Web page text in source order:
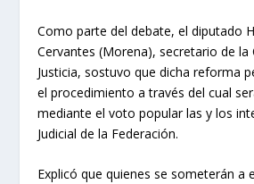
Como parte del debate, el diputado
Cervantes (Morena), secretario de la
Justicia, sostuvo que dicha reforma
el procedimiento a través del cual
mediante el voto popular las y los
Judicial de la Federación.
Explicó que quienes se someterán a